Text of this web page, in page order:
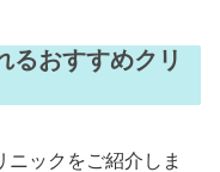
るおすすめクリ
ックをご紹介しま